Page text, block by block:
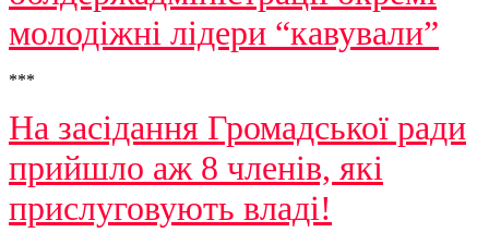
молодіжні лідери “кавували”
***
На засідання Громадської ради
прийшло аж 8 членів, які
прислуговують владі!